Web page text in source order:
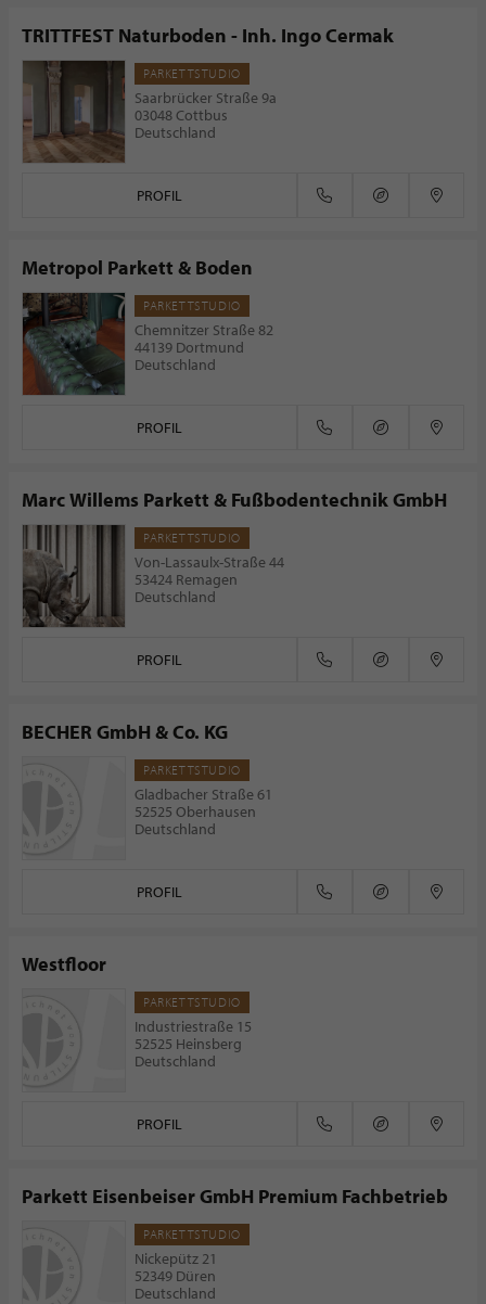
TRITTFEST Naturboden - Inh. Ingo Cermak
PARKETTSTUDIO
Saarbrücker Straße 9a
03048 Cottbus
Deutschland
PROFIL
Metropol Parkett & Boden
PARKETTSTUDIO
Chemnitzer Straße 82
44139 Dortmund
Deutschland
PROFIL
Marc Willems Parkett & Fußbodentechnik GmbH
PARKETTSTUDIO
Von-Lassaulx-Straße 44
53424 Remagen
Deutschland
PROFIL
BECHER GmbH & Co. KG
PARKETTSTUDIO
Gladbacher Straße 61
52525 Oberhausen
Deutschland
PROFIL
Westfloor
PARKETTSTUDIO
Industriestraße 15
52525 Heinsberg
Deutschland
PROFIL
Parkett Eisenbeiser GmbH Premium Fachbetrieb
PARKETTSTUDIO
Nickepütz 21
52349 Düren
Deutschland